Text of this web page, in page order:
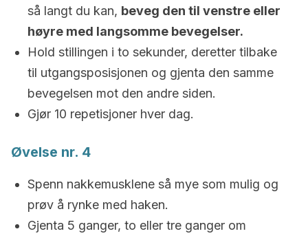
så langt du kan, beveg den til venstre eller
høyre med langsomme bevegelser.
Hold stillingen i to sekunder, deretter tilbake
til utgangsposisjonen og gjenta den samme
bevegelsen mot den andre siden.
Gjør 10 repetisjoner hver dag.
Øvelse nr. 4
Spenn nakkemusklene så mye som mulig og
prøv å rynke med haken.
Gjenta 5 ganger, to eller tre ganger om